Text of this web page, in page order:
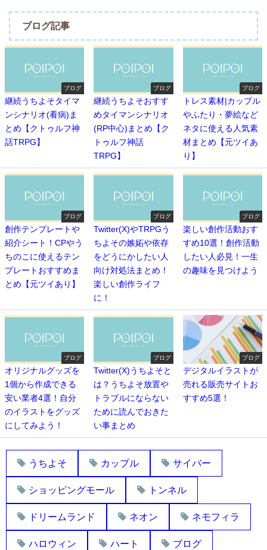
ブログ記事
ブログ
継続うちよそタイマ
ンシナリオ(看病)ま
とめ【クトゥルフ神
話TRPG】
ブログ
継続うちよそおすす
めタイマンシナリオ
(RP中心)まとめ【ク
トゥルフ神話
TRPG】
ブログ
トレス素材|カップル
やふたり・夢絵など
ネタに使える人気素
材まとめ【元ツイあ
り】
ブログ
創作テンプレートや
紹介シート！CPやう
ちのこに使えるテン
プレートおすすめま
とめ【元ツイあり】
ブログ
Twitter(X)やTRPGう
ちよその嫉妬や依存
をどうにかしたい人
向け対処法まとめ！
楽しい創作ライフ
に！
ブログ
楽しい創作活動おす
すめ10選！創作活動
したい人必見！一生
の趣味を見つけよう
ブログ
オリジナルグッズを
1個から作成できる
安い業者4選！自分
のイラストをグッズ
にしてみよう！
ブログ
Twitter(X)うちよそと
は？うちよそ放置や
トラブルにならない
ために読んでおきた
い事まとめ
ブログ
デジタルイラストが
売れる販売サイトお
すすめ5選！
うちよそ カップル サイバー
ショッピングモール トンネル
ドリームランド ネオン ネモフィラ
ハロウィン ハート ブログ